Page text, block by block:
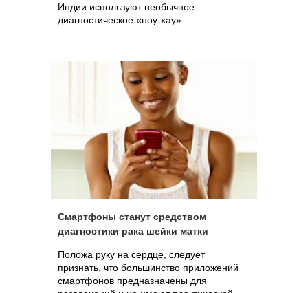
Индии используют необычное
диагностическое «ноу-хау».
Смартфоны станут средством
диагностики рака шейки матки
Положа руку на сердце, следует
признать, что большинство приложений
смартфонов предназначены для